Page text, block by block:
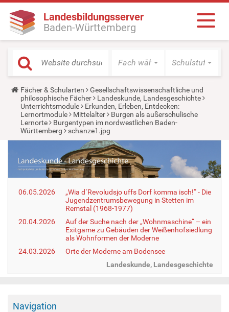
Landesbildungsserver
Baden-Württemberg
Fach wählen Schulstufe
Y
o
u
a
r
e
h
e
:
Fächer & Schularten
Gesellschaftswissenschaftliche und
philosophische Fächer
Landeskunde, Landesgeschichte
Unterrichtsmodule
Erkunden, Erleben, Entdecken:
Lernortmodule
Mittelalter
Burgen als außerschulische
Lernorte
Burgentypen im nordwestlichen Baden-
Württemberg
schanze1.jpg
06.05.2026
„Wia d´Revoludsjo uffs Dorf komma isch!“ - Die
Jugendzentrumsbewegung in Stetten im
Remstal (1968-1977)
20.04.2026
Auf der Suche nach der „Wohnmaschine“ – ein
Exitgame zu Gebäuden der Weißenhofsiedlung
als Wohnformen der Moderne
24.03.2026
Orte der Moderne am Bodensee
Landeskunde, Landesgeschichte
Navigation